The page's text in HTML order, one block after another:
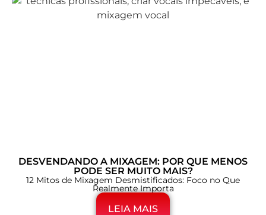
DESVENDANDO A MIXAGEM: POR QUE MENOS
PODE SER MUITO MAIS?
12 Mitos de Mixagem Desmistificados: Foco no Que
Realmente Importa
LEIA MAIS